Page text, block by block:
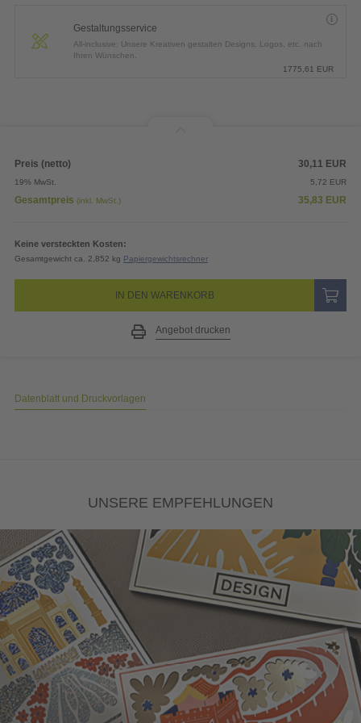
Gestaltungsservice
All-inclusive: Unsere Kreativen gestalten Designs, Logos, etc. nach
Ihren Wünschen.
1775,61 EUR
Preis (netto) 30,11 EUR
19% MwSt. 5,72 EUR
Gesamtpreis (inkl. MwSt.) 35,83 EUR
Keine versteckten Kosten:
Gesamtgewicht ca. 2,852 kg Papiergewichtsrechner
IN DEN WARENKORB
Angebot drucken
Datenblatt und Druckvorlagen
UNSERE EMPFEHLUNGEN